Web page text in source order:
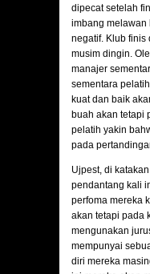
dipecat setelah
imbang melawan
negatif. Klub finis
musim dingin.
manajer
sementara
kuat dan baik
buah akan tetapi
pelatih yakin
pada
Ujpest, di
pendantang kali
perfoma mereka
akan tetapi pada
mengunakan
mempunyai
diri mereka